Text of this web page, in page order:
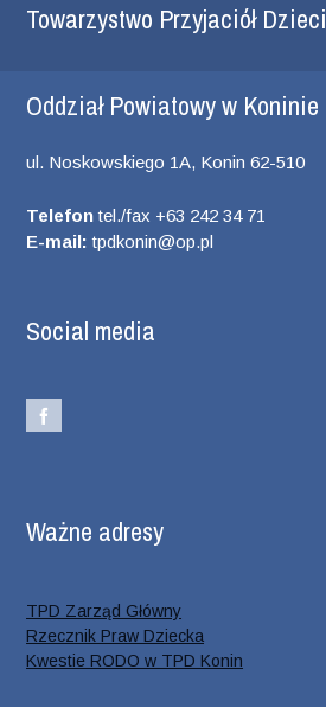
Towarzystwo Przyjaciół Dzieci
Oddział Powiatowy w Koninie
ul. Noskowskiego 1A, Konin 62-510
Telefontel./fax +63 242 34 71
E-mail: tpdkonin@op.pl
Social media
Ważne adresy
TPD Zarząd Główny
Rzecznik Praw Dziecka
Kwestie RODO w TPD Konin